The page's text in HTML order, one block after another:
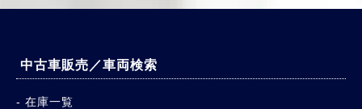
中古車販売／車両検索
在庫一覧